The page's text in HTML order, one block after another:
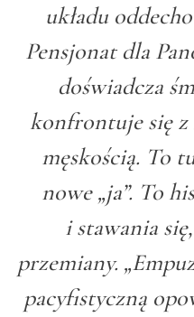
układu
Pensjonat dla
doświadcza
konfrontuje się z
męskością. To
nowe „ja”. To
i stawania
przemiany.
pacyfistyczną